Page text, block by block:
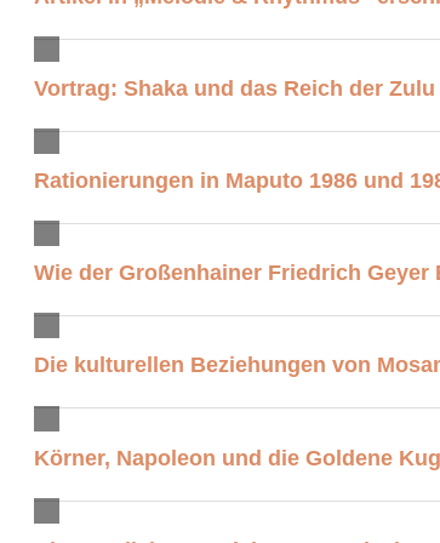
Vortrag: Shaka und das Reich der Zulu
Rationierungen in Maputo 1986 und
Wie der Großenhainer Friedrich Geyer
Die kulturellen Beziehungen von
Körner, Napoleon und die Goldene